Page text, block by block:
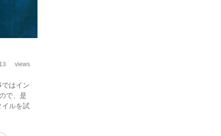
views
はイン
で、是
イルを試